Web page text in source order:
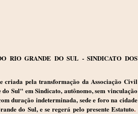
RIO GRANDE DO SUL - SINDICATO DOS
criada pela transformação da Associação Civil
Sul" em Sindicato, autônomo, sem vinculação
duração indeterminada, sede e foro na cidade
do Sul, e se regerá pelo presente Estatuto.